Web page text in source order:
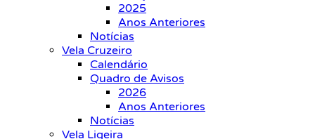
2025
Anos Anteriores
Notícias
Vela Cruzeiro
Calendário
Quadro de Avisos
2026
Anos Anteriores
Notícias
Vela Ligeira